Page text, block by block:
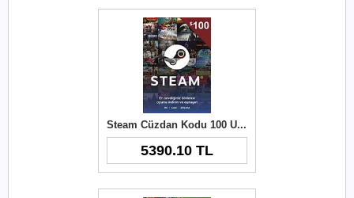
Steam Cüzdan Kodu 100 USD
5390.10 TL